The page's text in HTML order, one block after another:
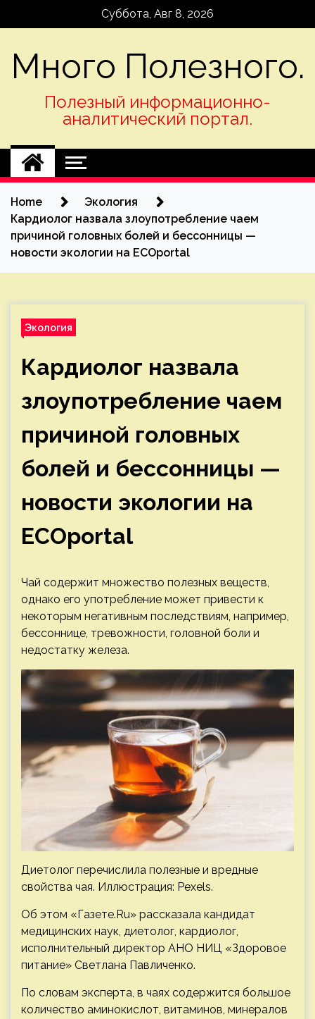
Суббота, Авг 8, 2026
Много Полезного.
Полезный информационно-
аналитический портал.
Home
Экология
Кардиолог назвала злоупотребление чаем
причиной головных болей и бессонницы —
новости экологии на ECOportal
Экология
Кардиолог назвала
злоупотребление чаем
причиной головных
болей и бессонницы —
новости экологии на
ECOportal
Чай содержит множество полезных веществ,
однако его употребление может привести к
некоторым негативным последствиям, например,
бессоннице, тревожности, головной боли и
недостатку железа.
Диетолог перечислила полезные и вредные
свойства чая. Иллюстрация: Pexels.
Об этом «Газете.Ru» рассказала кандидат
медицинских наук, диетолог, кардиолог,
исполнительный директор АНО НИЦ «Здоровое
питание» Светлана Павличенко.
По словам эксперта, в чаях содержится большое
количество аминокислот, витаминов, минералов